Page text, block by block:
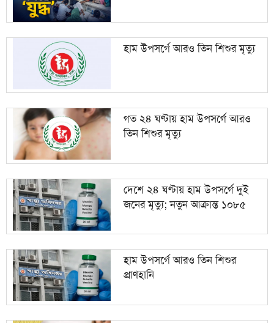
হাম উপসর্গে আরও তিন শিশুর মৃত্যু
গত ২৪ ঘণ্টায় হাম উপসর্গে আরও
তিন শিশুর মৃত্যু
দেশে ২৪ ঘণ্টায় হাম উপসর্গে দুই
জনের মৃত্যু; নতুন আক্রান্ত ১০৮৫
হাম উপসর্গে আরও তিন শিশুর
প্রাণহানি